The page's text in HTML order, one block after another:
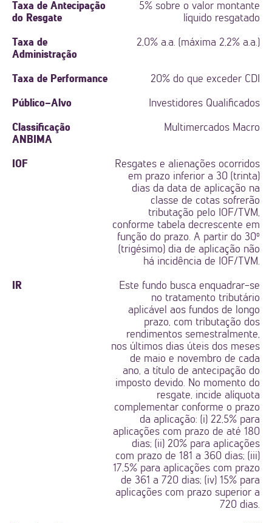
Taxa de Antecipação
do Resgate
5% sobre o valor montante
líquido resgatado
Taxa de
Administração
2,0% a.a. (máxima 2,2% a.a.)
Taxa de Performance 20% do que exceder CDI
Público-Alvo Investidores Qualificados
Classificação
ANBIMA
Multimercados Macro
IOF
Resgates e alienações ocorridos
em prazo inferior a 30 (trinta)
dias da data de aplicação na
classe de cotas sofrerão
tributação pelo IOF/TVM,
conforme tabela decrescente em
função do prazo. A partir do 30º
(trigésimo) dia de aplicação não
há incidência de IOF/TVM.
IR
Este fundo busca enquadrar-se
no tratamento tributário
aplicável aos fundos de longo
prazo, com tributação dos
rendimentos semestralmente,
nos últimos dias úteis dos meses
de maio e novembro de cada
ano, a título de antecipação do
imposto devido. No momento do
resgate, incide alíquota
complementar conforme o prazo
da aplicação: (i) 22,5% para
aplicações com prazo de até 180
dias; (ii) 20% para aplicações
com prazo de 181 a 360 dias; (iii)
17,5% para aplicações com prazo
de 361 a 720 dias; (iv) 15% para
aplicações com prazo superior a
720 dias.